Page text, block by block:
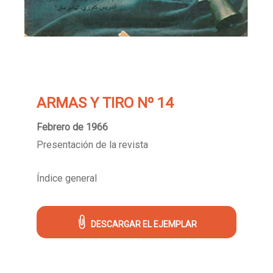
ARMAS Y TIRO Nº 14
Febrero de 1966
Presentación de la revista
Índice general
DESCARGAR EL EJEMPLAR